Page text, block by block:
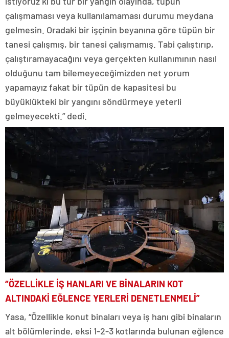
çalışmaması veya kullanılamaması durumu meydana
gelmesin. Oradaki bir işçinin beyanına göre tüpün bir
tanesi çalışmış, bir tanesi çalışmamış. Tabi çalıştırıp,
çalıştıramayacağını veya gerçekten kullanımının nasıl
olduğunu tam bilemeyeceğimizden net yorum
yapamayız fakat bir tüpün de kapasitesi bu
büyüklükteki bir yangını söndürmeye yeterli
gelmeyecekti.” dedi.
“ÖZELLİKLE İŞ HANLARI VE BİNALARIN KOT
ALTINDAKİ EĞLENCE YERLERİ DENETLENMELİ”
Yasa, “Özellikle konut binaları veya iş hanı gibi binaların
alt bölümlerinde, eksi 1-2-3 kotlarında bulunan eğlence